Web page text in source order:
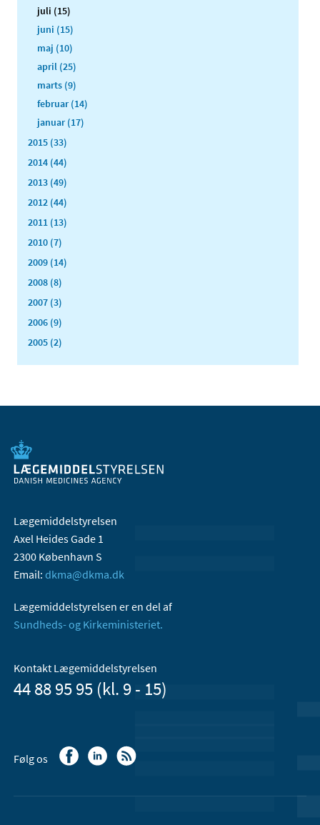
juli (15)
juni (15)
maj (10)
april (25)
marts (9)
februar (14)
januar (17)
2015 (33)
2014 (44)
2013 (49)
2012 (44)
2011 (13)
2010 (7)
2009 (14)
2008 (8)
2007 (3)
2006 (9)
2005 (2)
Lægemiddelstyrelsen
Axel Heides Gade 1
2300 København S
Email: dkma@dkma.dk
Lægemiddelstyrelsen er en del af
Sundheds- og Kirkeministeriet.
Kontakt Lægemiddelstyrelsen
44 88 95 95 (kl. 9 - 15)
Følg os